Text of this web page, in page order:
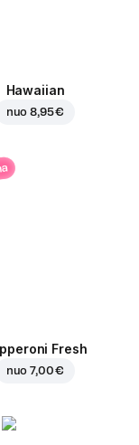
Hawaiian
nuo8,95 €
Fresh
nuo7,00 €